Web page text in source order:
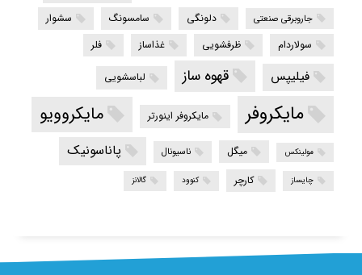
جاروبرقی صنعتی دلونگی سامسونگ
سشوار
سولاردام
ظرفشویی غذاساز فلر
فیلیپس قهوه ساز لباسشویی
مایکروفر مایکروفر اینورتر مایکروویو
مولینکس میگل ناسیونال پاناسونیک
چایساز کارچر کنوود گالانز